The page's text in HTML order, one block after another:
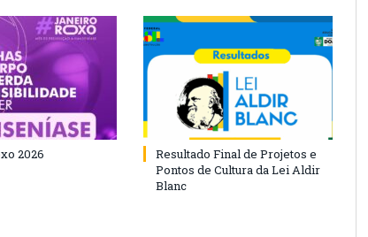
2026
Resultado Final de Projetos e
Pontos de Cultura da Lei Aldir
Blanc